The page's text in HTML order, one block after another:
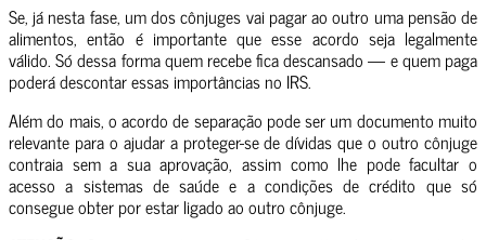
Se, já nesta fase, um dos cônjuges vai pagar ao outro uma pensão de
alimentos, então é importante que esse acordo seja legalmente
válido. Só dessa forma quem recebe fica descansado — e quem paga
poderá descontar essas importâncias no IRS.
Além do mais, o acordo de separação pode ser um documento muito
relevante para o ajudar a proteger-se de dívidas que o outro cônjuge
contraia sem a sua aprovação, assim como lhe pode facultar o
acesso a sistemas de saúde e a condições de crédito que só
consegue obter por estar ligado ao outro cônjuge.